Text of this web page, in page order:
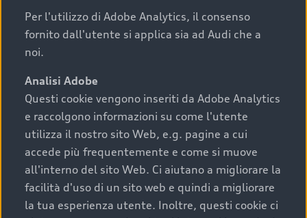
Per l'utilizzo di Adobe Analytics, il consenso
fornito dall'utente si applica sia ad Audi che a
noi.
Analisi Adobe
Questi cookie vengono inseriti da Adobe Analytics
e raccolgono informazioni su come l'utente
utilizza il nostro sito Web, e.g. pagine a cui
accede più frequentemente e come si muove
all'interno del sito Web. Ci aiutano a migliorare la
facilità d'uso di un sito web e quindi a migliorare
la tua esperienza utente. Inoltre, questi cookie ci